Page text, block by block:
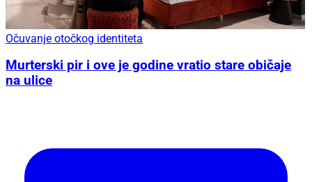
Očuvanje otočkog identiteta
Murterski pir i ove je godine vratio stare običaje
na ulice